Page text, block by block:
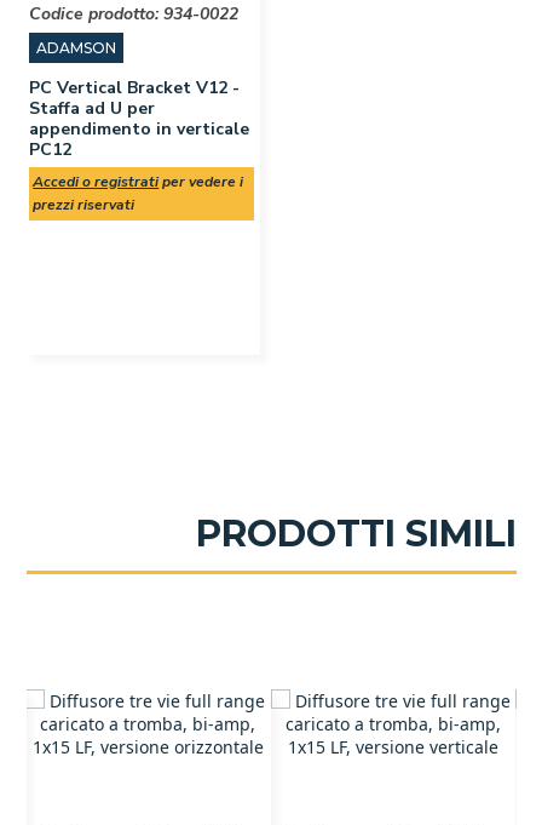
Codice prodotto:934-0022
ADAMSON
PC Vertical Bracket V12 -
Staffa ad U per
appendimento in verticale
PC12
Accedi o registratiper vedere i
prezzi riservati
PRODOTTI SIMILI